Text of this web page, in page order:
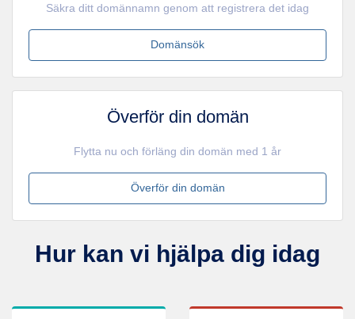
Säkra ditt domännamn genom att registrera det idag
Domänsök
Överför din domän
Flytta nu och förläng din domän med 1 år
Överför din domän
Hur kan vi hjälpa dig idag